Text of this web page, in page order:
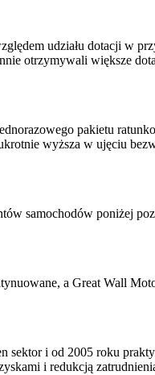
udziału dotacji w
otrzymywali większe
pakietu
wyższa w ujęciu
samochodów poniżej
a Great Wall
sektor i od 2005 roku
i redukcją